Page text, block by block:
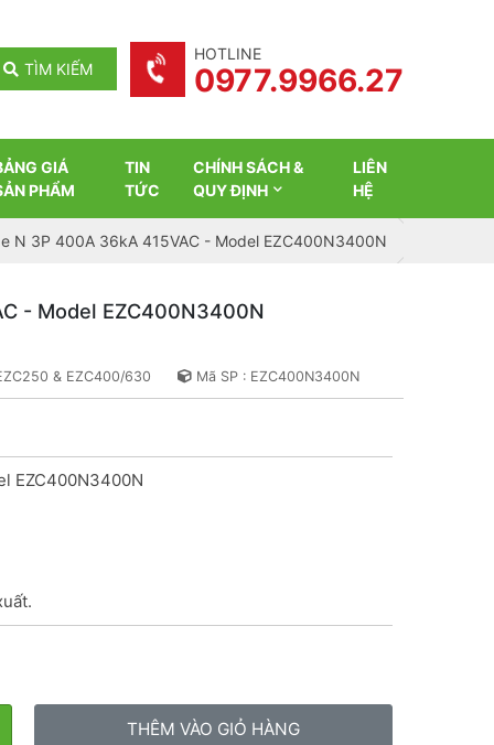
TÌM KIẾM
HOTLINE
0977.9966.27
GIÁ
PHẨM
TIN
TỨC
CHÍNH SÁCH &
QUY ĐỊNH
LIÊN
HỆ
N 3P 400A 36kA 415VAC - Model EZC400N3400N
- Model EZC400N3400N
& EZC400/630 Mã SP : EZC400N3400N
EZC400N3400N
THÊM VÀO GIỎ HÀNG